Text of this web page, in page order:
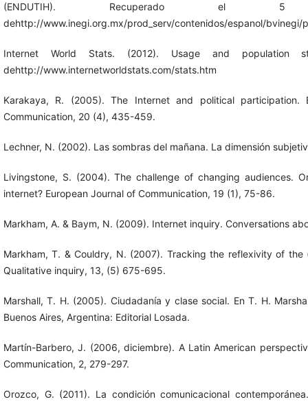
(ENDUTIH).
dehttp://www.inegi.org.mx/prod_serv/contenidos/espanol/
Internet World Stats. (2012). Usage and
dehttp://www.internetworldstats.com/stats.htm
Karakaya, R. (2005). The Internet and political
Communication, 20 (4), 435-459.
Lechner, N. (2002). Las sombras del mañana. La dimensión
Livingstone, S. (2004). The challenge of changing audiences.
internet? European Journal of Communication, 19 (1), 75-86.
Markham, A. & Baym, N. (2009). Internet inquiry. Conversations
Markham, T. & Couldry, N. (2007). Tracking the reflexivity of
Qualitative inquiry, 13, (5) 675-695.
Marshall, T. H. (2005). Ciudadanía y clase social. En T. H.
Buenos Aires, Argentina: Editorial Losada.
Martín-Barbero, J. (2006, diciembre). A Latin American
Communication, 2, 279-297.
Orozco, G. (2011). La condición comunicacional